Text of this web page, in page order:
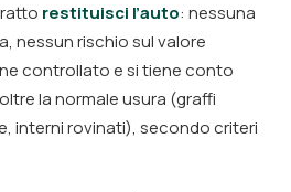
restituisci l’auto: nessuna
nessun rischio sul valore
controllato e si tiene conto
la normale usura (graffi
interni rovinati), secondo criteri